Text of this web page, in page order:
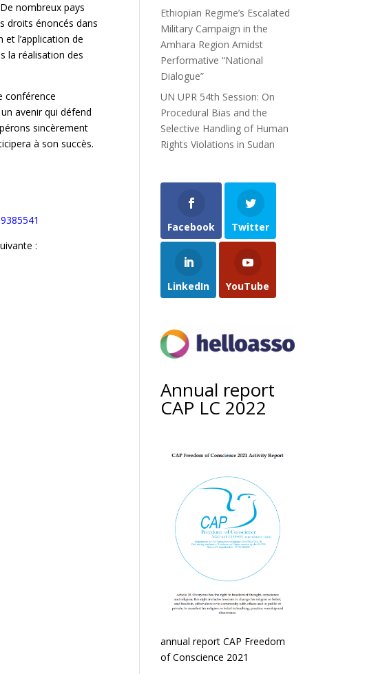
nombreux pays
droits énoncés dans
l’application de
la réalisation des
conférence
avenir qui défend
sincèrement
à son succès.
:
Ethiopian Regime’s Escalated
Military Campaign in the
Amhara Region Amidst
Performative “National
Dialogue”
UN UPR 54th Session: On
Procedural Bias and the
Selective Handling of Human
Rights Violations in Sudan
Facebook Twitter
LinkedIn YouTube
Annual report
CAP LC 2022
annual report CAP Freedom
of Conscience 2021